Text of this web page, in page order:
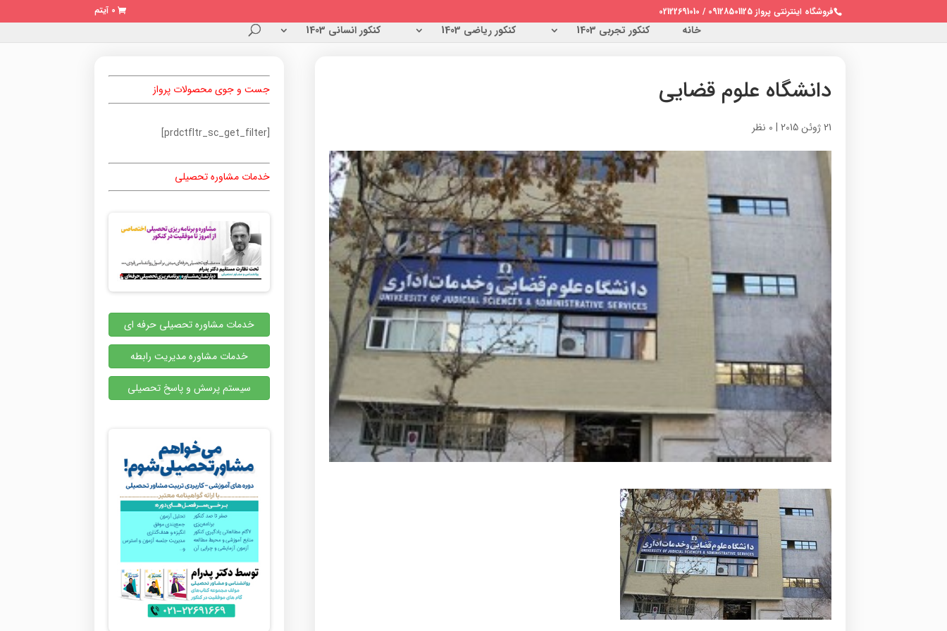
فروشگاه اینترنتی پرواز 09128501125 / 02122691010 0 آیتم
خانه کنکور تجربی 1403 کنکور ریاضی 1403 کنکور انسانی 1403
دانشگاه علوم قضایی
21 ژوئن 2015 | 0 نظر
جست و جوی محصولات پرواز
[prdctfltr_sc_get_filter]
خدمات مشاوره تحصیلی
خدمات مشاوره تحصیلی حرفه ای
خدمات مشاوره مدیریت رابطه
سیستم پرسش و پاسخ تحصیلی